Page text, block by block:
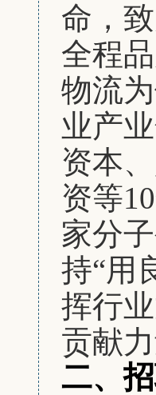
命，
全程
物流
业产
资本
资等
家分
持“用
挥行
贡献
二、